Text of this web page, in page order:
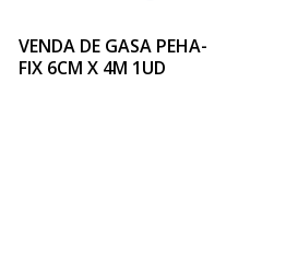
VENDA DE GASA PEHA-
FIX 6CM X 4M 1UD